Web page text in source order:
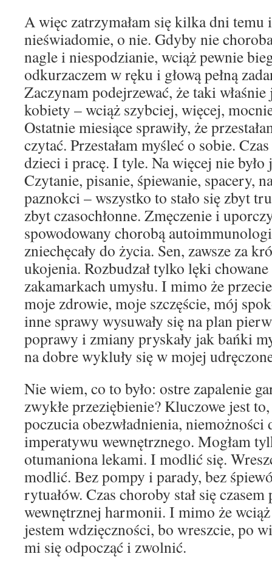
A więc zatrzymałam się kilka dni temu
nieświadomie, o nie. Gdyby nie
nagle i niespodzianie, wciąż pewnie
odkurzaczem w ręku i głową pełną
Zaczynam podejrzewać, że taki właśnie
kobiety – wciąż szybciej, więcej,
Ostatnie miesiące sprawiły, że
czytać. Przestałam myśleć o sobie.
dzieci i pracę. I tyle. Na więcej nie było
Czytanie, pisanie, śpiewanie, spacery,
paznokci – wszystko to stało się zbyt
zbyt czasochłonne. Zmęczenie i
spowodowany chorobą
zniechęcały do życia. Sen, zawsze za
ukojenia. Rozbudzał tylko lęki
zakamarkach umysłu. I mimo że
moje zdrowie, moje szczęście, mój
inne sprawy wysuwały się na plan
poprawy i zmiany pryskały jak bańki
na dobre wykluły się w mojej
Nie wiem, co to było: ostre zapalenie
zwykłe przeziębienie? Kluczowe jest
poczucia obezwładnienia, niemożności
imperatywu wewnętrznego. Mogłam
otumaniona lekami. I modlić się.
modlić. Bez pompy i parady, bez
rytuałów. Czas choroby stał się
wewnętrznej harmonii. I mimo że wciąż
jestem wdzięczności, bo wreszcie, po
mi się odpocząć i zwolnić.